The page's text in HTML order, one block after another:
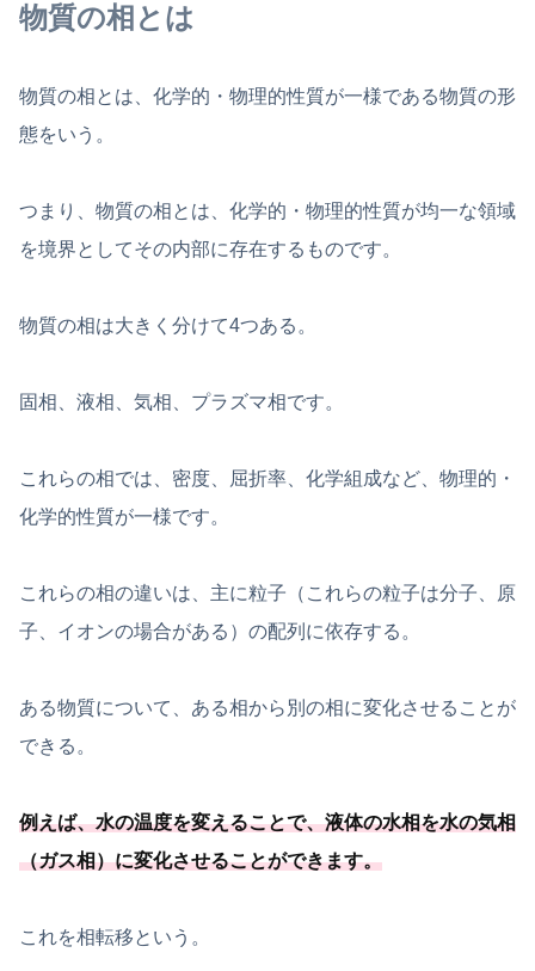
物質の相とは
物質の相とは、化学的・物理的性質が一様である物質の形
態をいう。
つまり、物質の相とは、化学的・物理的性質が均一な領域
を境界としてその内部に存在するものです。
物質の相は大きく分けて4つある。
固相、液相、気相、プラズマ相です。
これらの相では、密度、屈折率、化学組成など、物理的・
化学的性質が一様です。
これらの相の違いは、主に粒子（これらの粒子は分子、原
子、イオンの場合がある）の配列に依存する。
ある物質について、ある相から別の相に変化させることが
できる。
例えば、水の温度を変えることで、液体の水相を水の気相
（ガス相）に変化させることができます。
これを相転移という。